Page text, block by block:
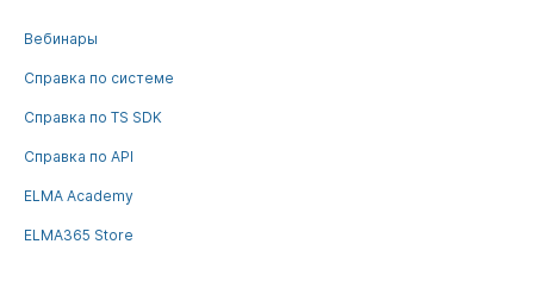
Вебинары
Справка по системе
Справка по TS SDK
Справка по API
ELMA Academy
ELMA365 Store